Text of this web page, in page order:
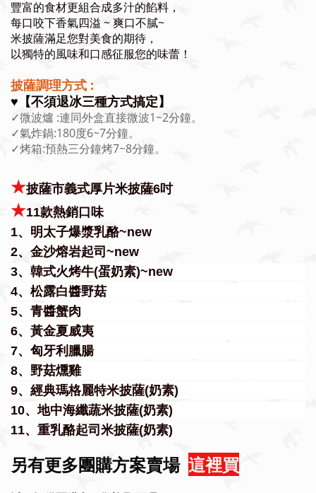
豐富的食材更組合成多汁的餡料，
每口咬下香氣四溢 ~ 爽口不膩~
米披薩滿足您對美食的期待，
以獨特的風味和口感征服您的味蕾！
披薩調理方式 :
♥️【不須退冰三種方式搞定】
✓微波爐 :連同外盒直接微波1~2分鐘。
✓氣炸鍋:180度6~7分鐘。
✓烤箱:預熱三分鐘烤7~8分鐘。
★披薩市義式厚片米披薩6吋
★11款熱銷口味
1、明太子爆漿乳酪~new
2、金沙熔岩起司~new
3、韓式火烤牛(蛋奶素)~new
4、松露白醬野菇
5、青醬蟹肉
6、黃金夏威夷
7、匈牙利臘腸
8、野菇燻雞
9、經典瑪格麗特米披薩(奶素)
10、地中海纖蔬米披薩(奶素)
11、重乳酪起司米披薩(奶素)
另有更多團購方案賣場 這裡買